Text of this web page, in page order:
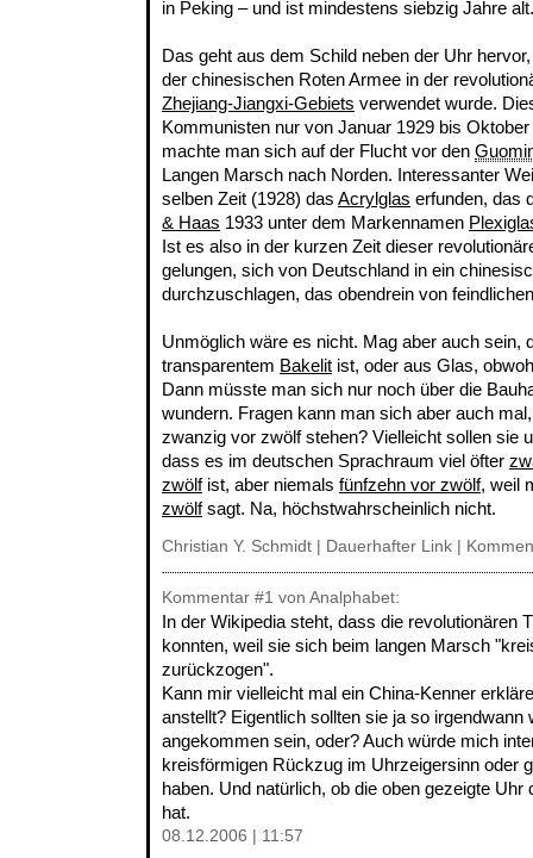
in Peking – und ist mindestens siebzig Jahre alt.
Das geht aus dem Schild neben der Uhr
der chinesischen Roten Armee in der
Zhejiang-Jiangxi-Gebiets verwendet wurde.
Kommunisten nur von Januar 1929 bis
machte man sich auf der Flucht vor den
Langen Marsch nach Norden. Interessanter
selben Zeit (1928) das Acrylglas erfunden, das
& Haas 1933 unter dem Markennamen
Ist es also in der kurzen Zeit dieser
gelungen, sich von Deutschland in ein
durchzuschlagen, das obendrein von
Unmöglich wäre es nicht. Mag aber auch sein,
transparentem Bakelit ist, oder aus Glas,
Dann müsste man sich nur noch über die
wundern. Fragen kann man sich aber auch
zwanzig vor zwölf stehen? Vielleicht sollen sie
dass es im deutschen Sprachraum viel öfter
zwölfist, aber niemals fünfzehn vor zwölf, weil
zwölfsagt. Na, höchstwahrscheinlich nicht.
Christian Y. Schmidt | Dauerhafter Link
Kommentar #1 von Analphabet:
In der Wikipedia steht, dass die revolutionären
konnten, weil sie sich beim langen Marsch
zurückzogen".
Kann mir vielleicht mal ein China-Kenner
anstellt? Eigentlich sollten sie ja so irgendwann
angekommen sein, oder? Auch würde mich
kreisförmigen Rückzug im Uhrzeigersinn oder
haben. Und natürlich, ob die oben gezeigte Uhr
hat.
08.12.2006 | 11:57